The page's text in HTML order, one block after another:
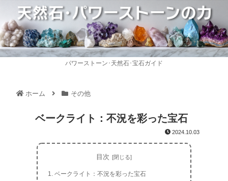
パワーストーン･天然石･宝石ガイド
ホーム その他
ベークライト：不況を彩った宝石
2024.10.03
目次
ベークライト：不況を彩った宝石